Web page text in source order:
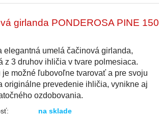
girlanda PONDEROSA PINE 150
elegantná umelá čačinová girlanda,
z 3 druhov ihličia v tvare polmesiaca.
je možné ľubovoľne tvarovať a pre svoju
originálne prevedenie ihličia, vynikne aj
ozdobovania.
na sklade